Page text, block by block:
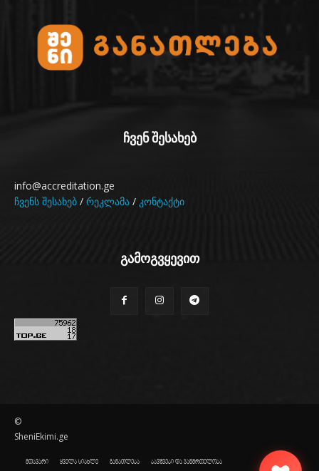
ჩვენ შესახებ
info@accreditation.ge
ჩვენს შესახებ / რეკლამა / კონტაქტი
გამოგვყევით
©
SheniEkimi.ge
მთავარი ყველა სიახლე განათლება ბავშვები და ჯანმრთელობა